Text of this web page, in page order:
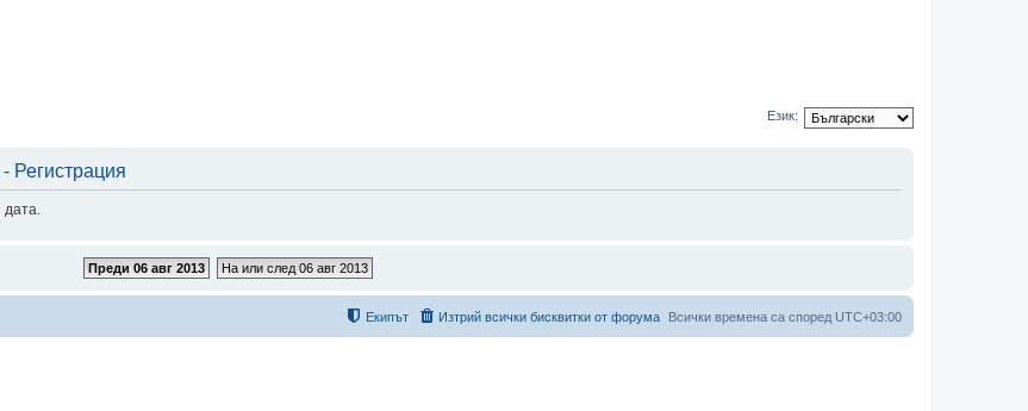
Език:
дата.
Преди 06 авг 2013 На или след 06 авг 2013
Всички времена са според UTC+03:00
Изтрий всички бисквитки от форума
Екипът